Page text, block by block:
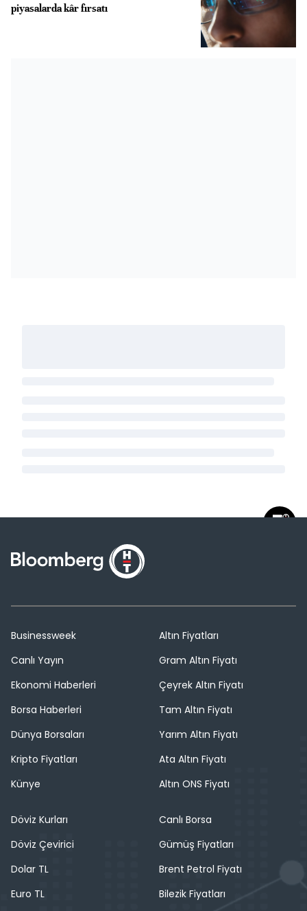
piyasalarda kâr fırsatı
Businessweek
Canlı Yayın
Ekonomi Haberleri
Borsa Haberleri
Dünya Borsaları
Kripto Fiyatları
Künye
Altın Fiyatları
Gram Altın Fiyatı
Çeyrek Altın Fiyatı
Tam Altın Fiyatı
Yarım Altın Fiyatı
Ata Altın Fiyatı
Altın ONS Fiyatı
Döviz Kurları
Döviz Çevirici
Dolar TL
Euro TL
Canlı Borsa
Gümüş Fiyatları
Brent Petrol Fiyatı
Bilezik Fiyatları